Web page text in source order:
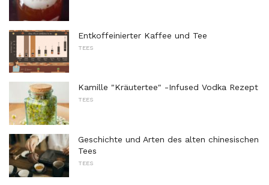
Entkoffeinierter Kaffee und Tee
TEES
Kamille "Kräutertee" -Infused Vodka Rezept
TEES
Geschichte und Arten des alten chinesischen
Tees
TEES